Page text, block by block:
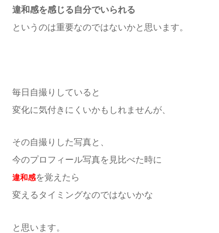
違和感を感じる自分でいられる
というのは重要なのではないかと思います。
毎日自撮りしていると
変化に気付きにくいかもしれませんが、
その自撮りした写真と、
今のプロフィール写真を見比べた時に
違和感を覚えたら
変えるタイミングなのではないかな
と思います。